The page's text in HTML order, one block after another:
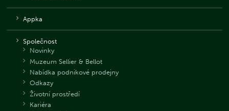
Appka
Společnost
Novinky
Muzeum Sellier & Bellot
Nabídka podnikové prodejny
Odkazy
Životní prostředí
Kariéra